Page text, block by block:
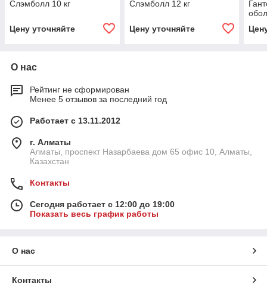
Слэмболл 10 кг
Цену уточняйте
Слэмболл 12 кг
Цену уточняйте
О нас
Рейтинг не сформирован
Менее 5 отзывов за последний год
Работает с 13.11.2012
г. Алматы
Алматы, проспект Назарбаева дом 65 офис 10, Алматы,
Казахстан
Контакты
Сегодня работает с 12:00 до 19:00
Показать весь график работы
О нас
Контакты